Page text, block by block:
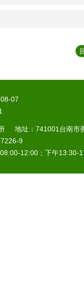
07
地址：741001台南市
9
12:00；下午13:30-